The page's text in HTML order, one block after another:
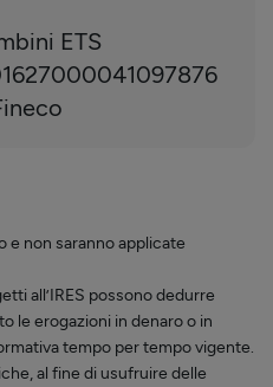
ETS
e non saranno applicate
all’IRES possono dedurre
le erogazioni in denaro o in
tempo per tempo vigente.
al fine di usufruire delle